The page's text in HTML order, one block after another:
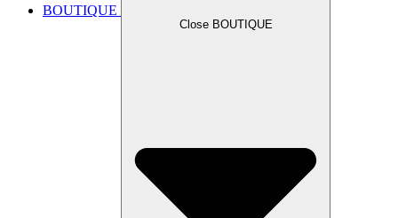
BOUTIQUE
Close BOUTIQUE